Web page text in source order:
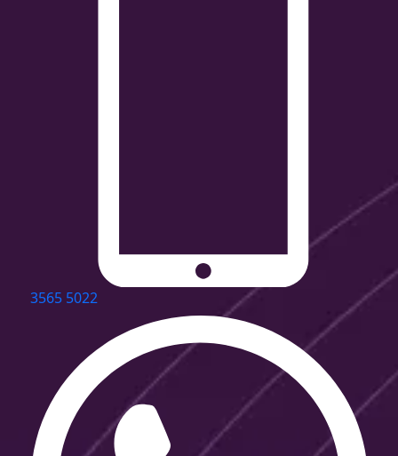
3565 5022